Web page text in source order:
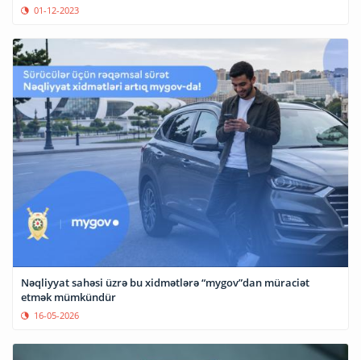
01-12-2023
Nəqliyyat sahəsi üzrə bu xidmətlərə “mygov”dan müraciət
etmək mümkündür
16-05-2026